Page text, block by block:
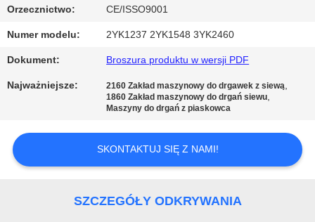
SITEMAP
POLITYKA
PRYWATNOŚCI
Orzecznictwo: CE/ISSO9001
Numer modelu: 2YK1237 2YK1548 3YK2460
Dokument: Broszura produktu w wersji PDF
Najważniejsze: 2160 Zakład maszynowy do drgawek z siewą,
1860 Zakład maszynowy do drgań siewu,
Maszyny do drgań z piaskowca
SKONTAKTUJ SIĘ Z NAMI!
SZCZEGÓŁY ODKRYWANIA